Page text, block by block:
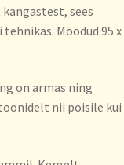
sees
Mõõdud 95 x
on armas ning
nii poisile kui